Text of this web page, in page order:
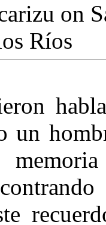
on
Ríos
un